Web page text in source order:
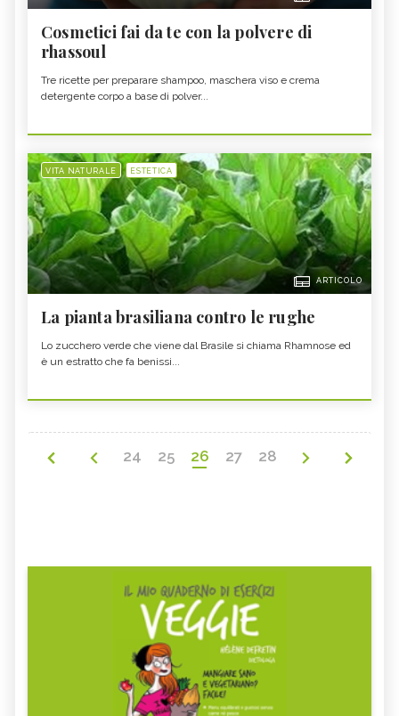
Cosmetici fai da te con la polvere di
rhassoul
Tre ricette per preparare shampoo, maschera viso e crema
detergente corpo a base di polver...
VITA NATURALE ESTETICA
ARTICOLO
La pianta brasiliana contro le rughe
Lo zucchero verde che viene dal Brasile si chiama Rhamnose ed
è un estratto che fa benissi...
24 25 26 27 28